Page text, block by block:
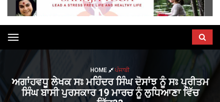
Toggle
navigation
HOME ਪੰਜਾਬੀ
ਅਗਾਂਹਵਧੂ ਲੇਖਕ ਸਃ ਮਹਿੰਦਰ ਸਿੰਘ ਦੋਸਾਂਝ ਨੂੰ ਸਃ ਪ੍ਰੀਤਮ
ਸਿੰਘ ਬਾਸੀ ਪੁਰਸਕਾਰ 19 ਮਾਰਚ ਨੂੰ ਲੁਧਿਆਣਾ ਵਿੱਚ